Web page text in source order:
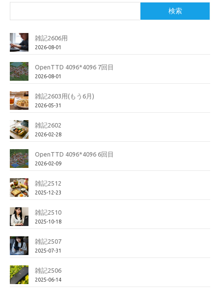
検索
雑記2606用
2026-08-01
OpenTTD 4096*4096 7回目
2026-08-01
雑記2603用(もう6月)
2026-05-31
雑記2602
2026-02-28
OpenTTD 4096*4096 6回目
2026-02-09
雑記2512
2025-12-23
雑記2510
2025-10-18
雑記2507
2025-07-31
雑記2506
2025-06-14